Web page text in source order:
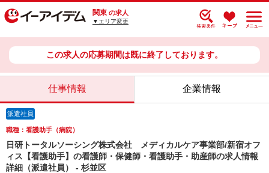
関東 の求人
▼エリア変更
この求人の応募期間は既に終了しております。
仕事情報 企業情報
派遣社員
職種：看護助手（病院）
日研トータルソーシング株式会社 メディカルケア事業部/新宿オフ
ィス【看護助手】の看護師・保健師・看護助手・助産師の求人情報
詳細（派遣社員） - 杉並区